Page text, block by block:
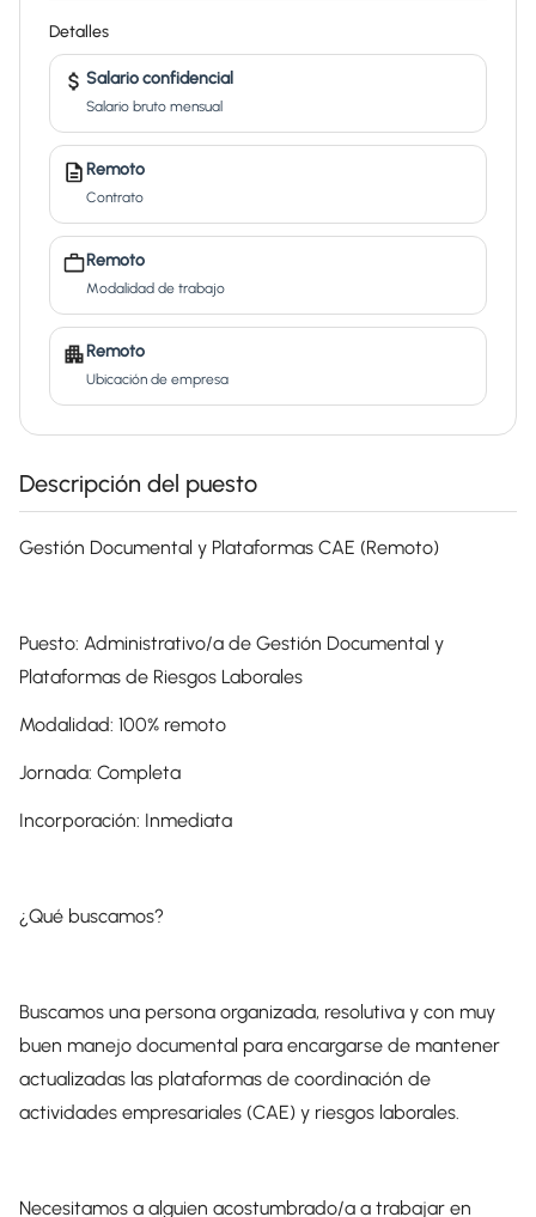
Detalles
Salario confidencial
Salario bruto mensual
Remoto
Contrato
Remoto
Modalidad de trabajo
Remoto
Ubicación de empresa
Descripción del puesto
Gestión Documental y Plataformas CAE (Remoto)
Puesto: Administrativo/a de Gestión Documental y
Plataformas de Riesgos Laborales
Modalidad: 100% remoto
Jornada: Completa
Incorporación: Inmediata
¿Qué buscamos?
Buscamos una persona organizada, resolutiva y con muy
buen manejo documental para encargarse de mantener
actualizadas las plataformas de coordinación de
actividades empresariales (CAE) y riesgos laborales.
Necesitamos a alguien acostumbrado/a a trabajar en